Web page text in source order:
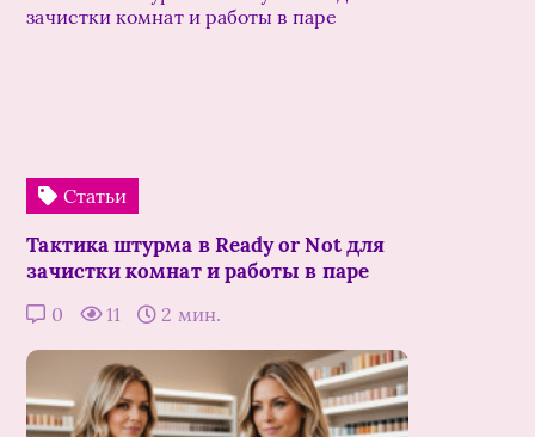
Статьи
Тактика штурма в Ready or Not для
зачистки комнат и работы в паре
0 11 2 мин.